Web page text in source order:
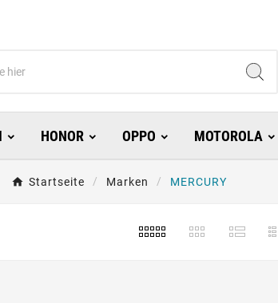
HONOR OPPO MOTOROLA
Startseite Marken MERCURY